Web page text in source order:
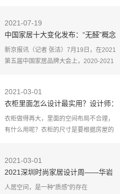
是自信？是朝气？是活泼？一开始，北京
服装学
2021-07-19
中国家居十大变化发布：“无醛”概念
渐消失，追求资本成热潮
新京报讯（记者 张洁）7月19日，在2021
第五届中国家居品牌大会上，2020-2021
到追求资本、从网络
2021-03-01
衣柜里面怎么设计最实用？设计师：
告诉你关键几点
衣柜做得再大，里面的空间布局不合理，
有什么用呢？衣柜的尺寸是要根据房屋的
另外，定制衣柜也要和定制柜子的设计师
2021-03-01
2021深圳时尚家居设计周——华岩
品致国潮肌理岩板，以匠心致敬质感
人居空间，是一种"质感"的存在